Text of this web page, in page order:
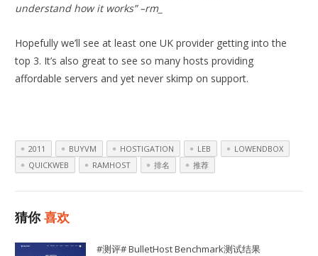
understand how it works” –rm_
Hopefully we’ll see at least one UK provider getting into the
top 3. It’s also great to see so many hosts providing
affordable servers and yet never skimp on support.
2011 BUYVM HOSTIGATION LEB
LOWENDBOX
QUICKWEB
RAMHOST 排名 推荐
猜你喜欢
#测评# BulletHost Benchmark测试结果